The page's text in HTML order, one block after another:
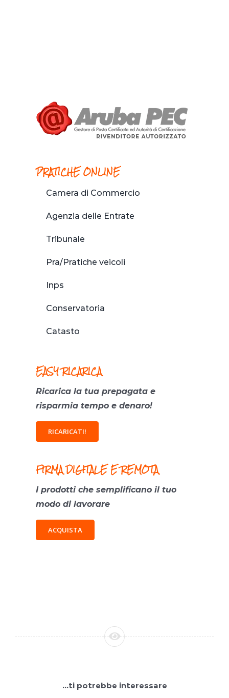
PRATICHE ONLINE
Camera di Commercio
Agenzia delle Entrate
Tribunale
Pra/Pratiche veicoli
Inps
Conservatoria
Catasto
EASY RICARICA
Ricarica la tua prepagata e
risparmia tempo e denaro!
RICARICATI!
FIRMA DIGITALE E REMOTA
I prodotti che semplificano il tuo
modo di lavorare
ACQUISTA
…ti potrebbe interessare